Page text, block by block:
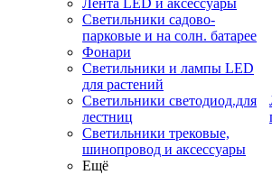
Лента LED и аксессуары
Светильники садово-
парковые и на солн. батарее
Фонари
Светильники и лампы LED
для растений
Светильники светодиод.для
лестниц
Светильники трековые,
шинопровод и аксессуары
Ещё